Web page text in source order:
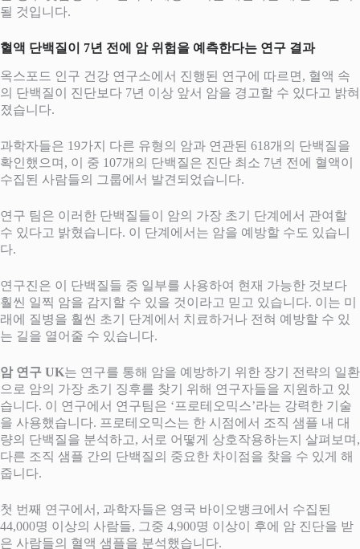
될 것입니다.
혈액 단백질이 7년 전에 암 위험을 예측한다는 연구 결과
옥스포드 인구 건강 연구소에서 진행된 연구에 따르면, 혈액 속
의 단백질이 진단보다 7년 이상 앞서 암을 경고할 수 있다고 밝혀
졌습니다.
과학자들은 19가지 다른 유형의 암과 연관된 618개의 단백질을
확인했으며, 이 중 107개의 단백질은 진단 최소 7년 전에 혈액이
수집된 사람들의 그룹에서 발견되었습니다.
연구 팀은 이러한 단백질들이 암의 가장 초기 단계에서 관여할
수 있다고 밝혔습니다. 이 단계에서는 암을 예방할 수도 있습니
다.
연구진은 이 단백질들 중 일부를 사용하여 현재 가능한 것보다
훨씬 일찍 암을 감지할 수 있을 것이라고 믿고 있습니다. 이는 미
래에 질병을 훨씬 초기 단계에서 치료하거나 전혀 예방할 수 있
는 길을 열어줄 수 있습니다.
암 연구 UK는 연구를 통해 암을 예방하기 위한 장기 전략의 일환
으로 암의 가장 초기 징후를 찾기 위해 연구자들을 지원하고 있
습니다. 이 연구에서 연구팀은 ‘프로테오믹스’라는 강력한 기술
을 사용했습니다. 프로테오믹스는 한 시점에서 조직 샘플 내 대
량의 단백질을 분석하고, 서로 어떻게 상호작용하는지 살펴보며,
다른 조직 샘플 간의 단백질의 중요한 차이점을 찾을 수 있게 해
줍니다.
첫 번째 연구에서, 과학자들은 영국 바이오뱅크에서 수집된
44,000명 이상의 사람들, 그중 4,900명 이상이 후에 암 진단을 받
은 사람들의 혈액 샘플을 분석했습니다.